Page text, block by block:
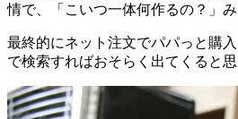
情で、「こいつ一体何作るの？」み
最終的にネット注文でパパっと購
で検索すればおそらく出てくると